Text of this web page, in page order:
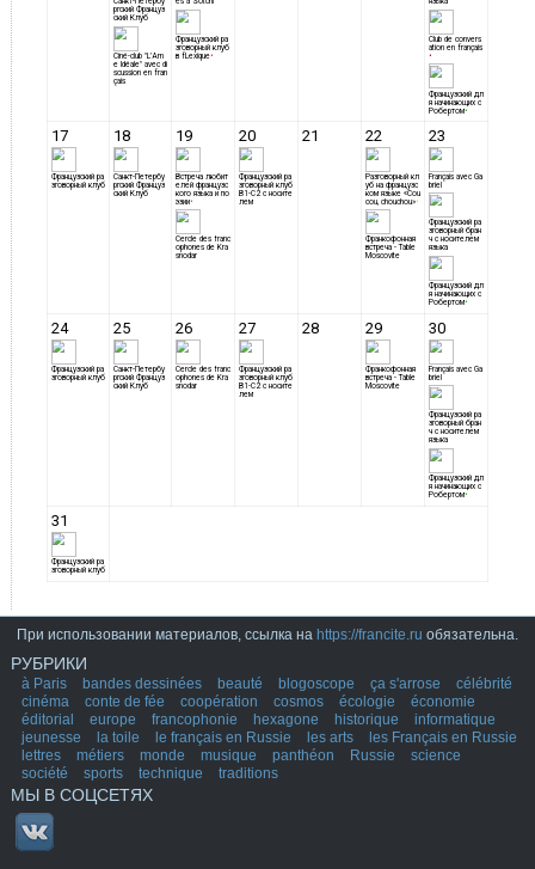
При использовании материалов, ссылка на https://francite.ru обязательна.
РУБРИКИ
à Paris bandes dessinées beauté blogoscope ça s'arrose
célébrité
cinéma
conte de fée coopération cosmos écologie
économie
éditorial
europe francophonie hexagone historique
informatique
jeunesse
la toile le français en Russie les arts
les Français en Russie
lettres
métiers monde musique panthéon Russie
science
société
sports technique traditions
МЫ В СОЦСЕТЯХ